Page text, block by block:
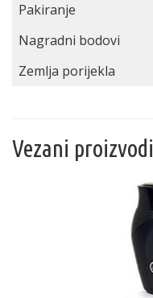
Pakiranje
Nagradni bodovi
Zemlja porijekla
Vezani proizvodi